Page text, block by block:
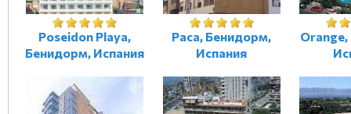
Poseidon Playa,
Бенидорм, Испания
Paca, Бенидорм,
Испания